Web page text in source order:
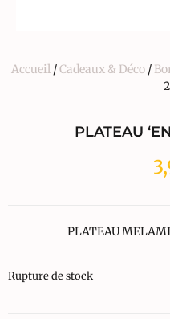
Accueil/Cadeaux & Déco/
PLATEAU
PLATEAU
Rupture de stock